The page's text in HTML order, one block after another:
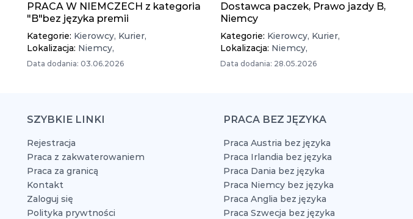
PRACA W NIEMCZECH z kategoria
"B"bez języka premii
Kategorie: Kierowcy, Kurier,
Lokalizacja: Niemcy,
Data dodania: 03.06.2026
Dostawca paczek, Prawo jazdy B,
Niemcy
Kategorie: Kierowcy, Kurier,
Lokalizacja: Niemcy,
Data dodania: 28.05.2026
SZYBKIE LINKI
Rejestracja
Praca z zakwaterowaniem
Praca za granicą
Kontakt
Zaloguj się
Polityka prywtności
PRACA BEZ JĘZYKA
Praca Austria bez języka
Praca Irlandia bez języka
Praca Dania bez języka
Praca Niemcy bez języka
Praca Anglia bez języka
Praca Szwecja bez języka